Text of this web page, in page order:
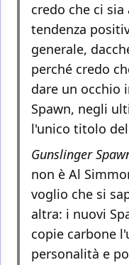
credo che ci
tendenza
generale,
perché credo
dare un occhio
Spawn, negli
l'unico titolo
Gunslinger
non è Al
voglio che si
altra: i nuovi
copie carbone
personalità e